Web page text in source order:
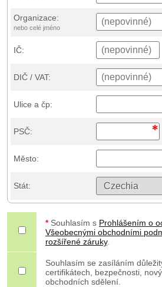
Organizace:
nebo celé jméno
IČ:
DIČ / VAT:
Ulice a čp:
PSČ:
Město:
Stát:
* Souhlasím s Prohlášením o
Všeobecnými obchodními
rozšířené záruky.
Souhlasím se zasíláním
certifikátech, bezpečnosti,
obchodních sdělení.